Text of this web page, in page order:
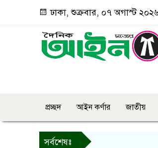
ঢাকা, শুক্রবার, ০৭ অগাস্ট
প্রচ্ছদ আইন কর্ণার জাতীয়
সর্বশেষঃ